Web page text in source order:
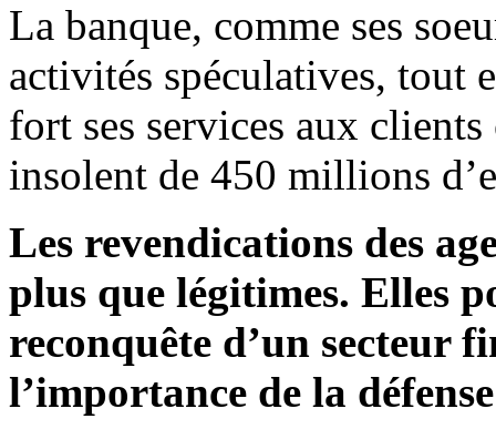
La banque, comme ses
activités spéculatives, tout
fort ses services aux
insolent de 450 millions
Les revendications des
plus que légitimes. Elles
reconquête d’un secteur
l’importance de la